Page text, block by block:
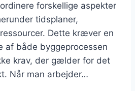
forskellige aspekter
tidsplaner,
Dette kræver en
af både byggeprocessen
krav, der gælder for det
Når man arbejder…